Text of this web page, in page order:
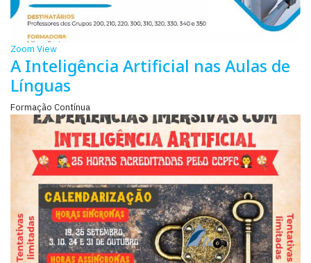
Zoom View
A Inteligência Artificial nas Aulas de
Línguas
Formação Contínua